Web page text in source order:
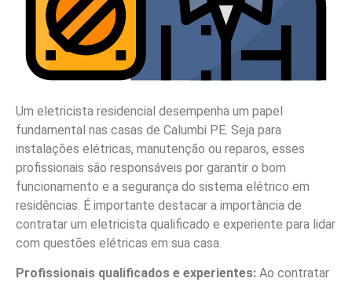
Um eletricista residencial desempenha um papel
fundamental nas casas de Calumbi PE. Seja para
instalações elétricas, manutenção ou reparos, esses
profissionais são responsáveis por garantir o bom
funcionamento e a segurança do sistema elétrico em
residências. É importante destacar a importância de
contratar um eletricista qualificado e experiente para lidar
com questões elétricas em sua casa.
Profissionais qualificados e experientes: Ao contratar